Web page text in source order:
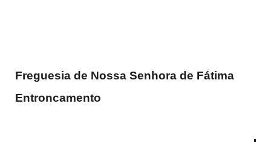
Freguesia de Nossa Senhora de Fátima
Entroncamento